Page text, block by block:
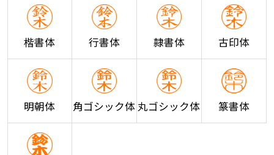
楷書体 行書体 隷書体 古印体
明朝体 角ゴシック体 丸ゴシック体 篆書体